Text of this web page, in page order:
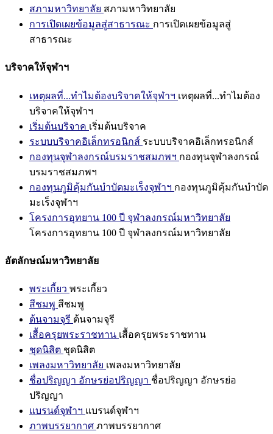
สภามหาวิทยาลัย สภามหาวิทยาลัย
การเปิดเผยข้อมูลสู่สาธารณะ การเปิดเผยข้อมูลสู่
สาธารณะ
บริจาคให้จุฬาฯ
เหตุผลที่...ทำไมต้องบริจาคให้จุฬาฯ เหตุผลที่...ทำไมต้อง
บริจาคให้จุฬาฯ
เริ่มต้นบริจาค เริ่มต้นบริจาค
ระบบบริจาคอิเล็กทรอนิกส์ ระบบบริจาคอิเล็กทรอนิกส์
กองทุนจุฬาลงกรณ์บรมราชสมภพฯ กองทุนจุฬาลงกรณ์
บรมราชสมภพฯ
กองทุนภูมิคุ้มกันบำบัดมะเร็งจุฬาฯ กองทุนภูมิคุ้มกันบำบัด
มะเร็งจุฬาฯ
โครงการอุทยาน 100 ปี จุฬาลงกรณ์มหาวิทยาลัย
โครงการอุทยาน 100 ปี จุฬาลงกรณ์มหาวิทยาลัย
อัตลักษณ์มหาวิทยาลัย
พระเกี้ยว พระเกี้ยว
สีชมพู สีชมพู
ต้นจามจุรี ต้นจามจุรี
เสื้อครุยพระราชทาน เสื้อครุยพระราชทาน
ชุดนิสิต ชุดนิสิต
เพลงมหาวิทยาลัย เพลงมหาวิทยาลัย
ชื่อปริญญา อักษรย่อปริญญา ชื่อปริญญา อักษรย่อ
ปริญญา
แบรนด์จุฬาฯ แบรนด์จุฬาฯ
ภาพบรรยากาศ ภาพบรรยากาศ